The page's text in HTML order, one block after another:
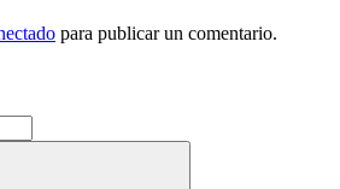
para publicar un comentario.